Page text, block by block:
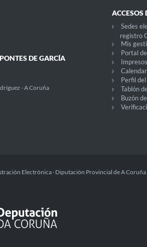
DE GARCÍA
- A Coruña
ACCESOS
Sedes
registro
Mis
Portal
Perfil
Tablón
Buzón
Electrónica · Diputación Provincial de A Coruña